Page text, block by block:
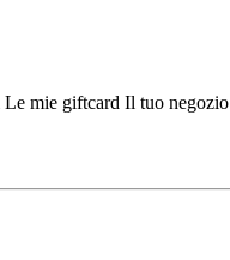
Le mie giftcard Il tuo negozio